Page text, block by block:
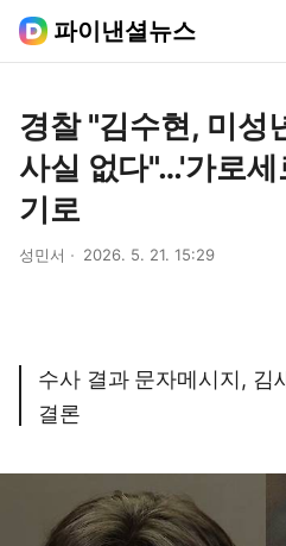
파이낸셜뉴스
경찰 "김수현, 미성
사실 없다"…'가로
기로
성민서 2026. 5. 21. 15:29
수사 결과 문자메시지, 김
결론